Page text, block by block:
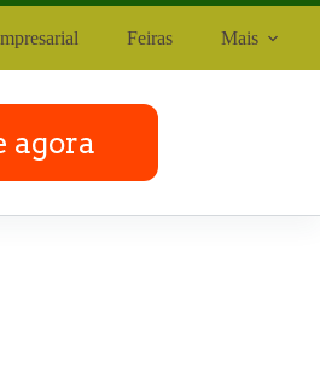
Feiras Mais
agora